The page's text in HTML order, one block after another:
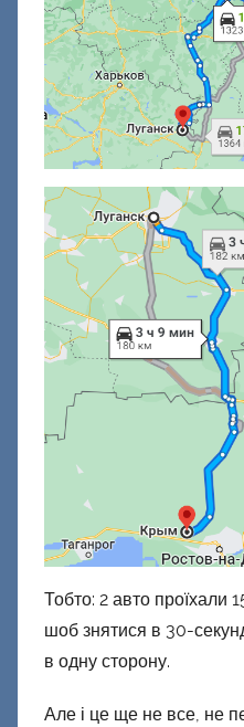
Тобто: 2 авто проїхали
шоб знятися в 30-
в одну сторону.
Але і це ще не все, не